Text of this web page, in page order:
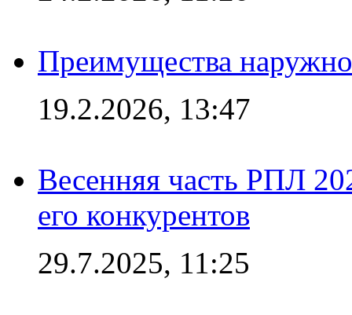
Преимущества
19.2.2026, 13:47
Весенняя часть РПЛ
его конкурентов
29.7.2025, 11:25